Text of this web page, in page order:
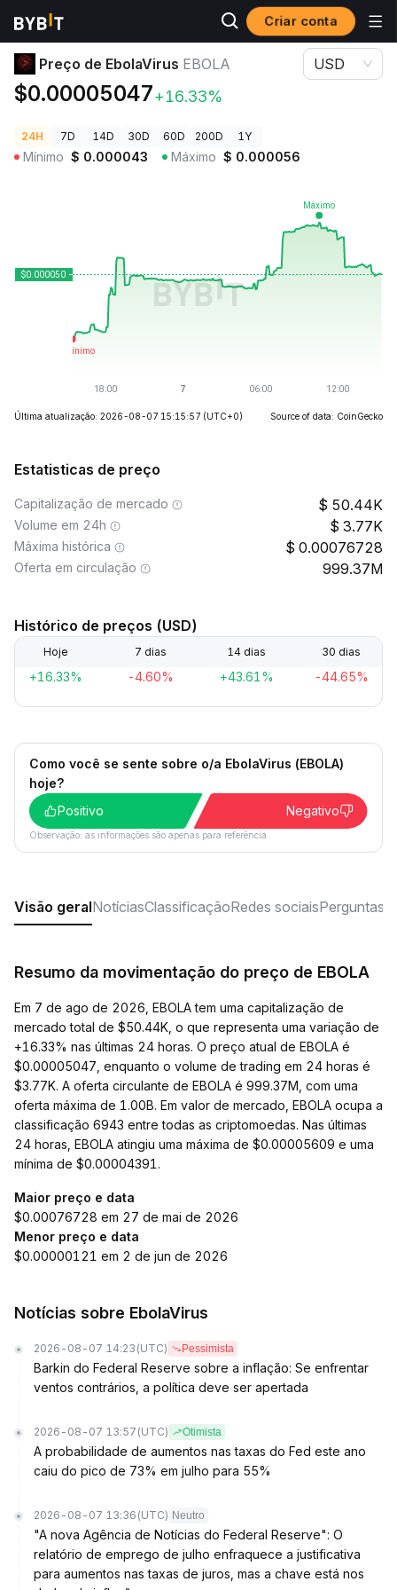
Criar conta
Preços de Criptomoedas Preço de EbolaVirus EBOLA
Preço de EbolaVirus EBOLA
$0.00005047+16.33%
USD
24H 7D 14D 30D 60D 200D 1Y
Mínimo $ 0.000043 Máximo $ 0.000056
Última atualização: 2026-08-07 15:15:57 (UTC+0) Source of data: CoinGecko
Estatisticas de preço
Capitalização de mercado 50.44K
Volume em 24h 3.77K
Máxima histórica 0.00076728
Oferta em circulação 999.37M
Histórico de preços (USD)
Hoje 7 dias 14 dias 30 dias
+16.33% -4.60% +43.61% -44.65%
Como você se sente sobre o/a EbolaVirus (EBOLA)
hoje?
Positivo
Negativo
Observação: as informações são apenas para referência.
Visão geralNotíciasClassificaçãoRedes sociaisPerguntas
Resumo da movimentação do preço de EBOLA
Em 7 de ago de 2026, EBOLA tem uma capitalização de
mercado total de $50.44K, o que representa uma variação de
+16.33% nas últimas 24 horas. O preço atual de EBOLA é
$0.00005047, enquanto o volume de trading em 24 horas é
$3.77K. A oferta circulante de EBOLA é 999.37M, com uma
oferta máxima de 1.00B. Em valor de mercado, EBOLA ocupa a
classificação 6943 entre todas as criptomoedas. Nas últimas
24 horas, EBOLA atingiu uma máxima de $0.00005609 e uma
mínima de $0.00004391.
Maior preço e data
$0.00076728 em 27 de mai de 2026
Menor preço e data
$0.00000121 em 2 de jun de 2026
Notícias sobre EbolaVirus
2026-08-07 14:23 (UTC) Pessimista
Barkin do Federal Reserve sobre a inflação: Se enfrentar
ventos contrários, a política deve ser apertada
2026-08-07 13:57 (UTC) Otimista
A probabilidade de aumentos nas taxas do Fed este ano
caiu do pico de 73% em julho para 55%
2026-08-07 13:36 (UTC) Neutro
"A nova Agência de Notícias do Federal Reserve": O
relatório de emprego de julho enfraquece a justificativa
para aumentos nas taxas de juros, mas a chave está nos